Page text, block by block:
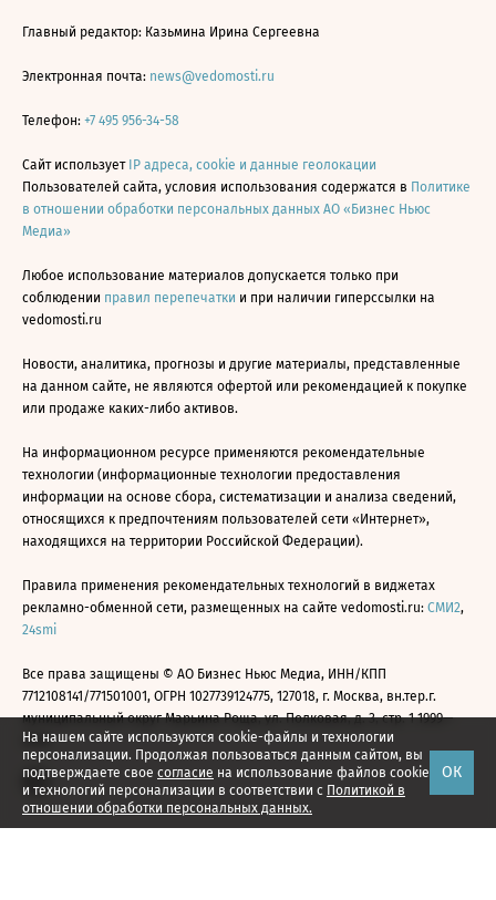
На нашем сайте используются cookie-файлы и технологии
персонализации. Продолжая пользоваться данным сайтом, вы
подтверждаете свое согласие на использование файлов cookie
и технологий персонализации в соответствии с Политикой в
отношении обработки персональных данных.
ОК
Главный редактор: Казьмина Ирина Сергеевна
Электронная почта: news@vedomosti.ru
Телефон: +7 495 956-34-58
Сайт использует IP адреса, cookie и данные геолокации
Пользователей сайта, условия использования содержатся в Политике
в отношении обработки персональных данных АО «Бизнес Ньюс
Медиа»
Любое использование материалов допускается только при
соблюдении правил перепечатки и при наличии гиперссылки на
vedomosti.ru
Новости, аналитика, прогнозы и другие материалы, представленные
на данном сайте, не являются офертой или рекомендацией к покупке
или продаже каких-либо активов.
На информационном ресурсе применяются рекомендательные
технологии (информационные технологии предоставления
информации на основе сбора, систематизации и анализа сведений,
относящихся к предпочтениям пользователей сети «Интернет»,
находящихся на территории Российской Федерации).
Правила применения рекомендательных технологий в виджетах
рекламно-обменной сети, размещенных на сайте vedomosti.ru: СМИ2,
24smi
Все права защищены © АО Бизнес Ньюс Медиа, ИНН/КПП
7712108141/771501001, ОГРН 1027739124775, 127018, г. Москва, вн.тер.г.
муниципальный округ Марьина Роща, ул. Полковая, д. 3, стр. 1 1999—
2026